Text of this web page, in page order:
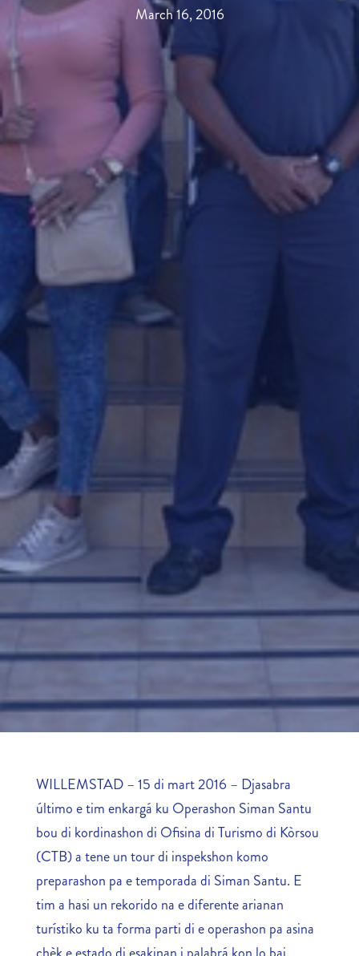
March 16, 2016
WILLEMSTAD – 15 di mart 2016 – Djasabra
último e tim enkargá ku Operashon Siman Santu
bou di kordinashon di Ofisina di Turismo di Kòrsou
(CTB) a tene un tour di inspekshon komo
preparashon pa e temporada di Siman Santu. E
tim a hasi un rekorido na e diferente arianan
turístiko ku ta forma parti di e operashon pa asina